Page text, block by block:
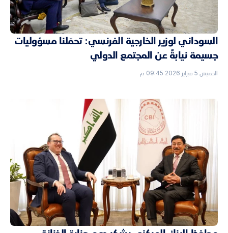
السوداني لوزير الخارجية الفرنسي: تحمّلنا مسؤوليات
جسيمة نيابةً عن المجتمع الدولي
الخميس 5 فبراير 2026 09:45 م